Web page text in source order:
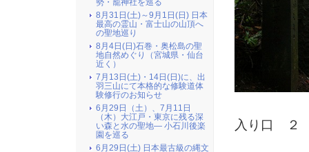
入り口 ２
勢・籠神社を巡る
8月31日(土)～9月1日(日) 日本
最高の霊山・富士山の山頂へ
の聖地巡り
8月4日(日)石巻・奥松島の聖
地自然めぐり（宮城県・仙台
近く）
7月13日(土)・14日(日)に、出
羽三山にて本格的な修験道体
験修行のお知らせ
6月29日（土）、7月11日
（木）大江戸・東京に残る深
い森と水の聖地― 小石川後楽
園を巡る
6月29日(土) 日本最古級の縄文